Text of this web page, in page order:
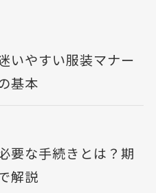
いやすい服装マナー
基本
要な手続きとは？期
解説